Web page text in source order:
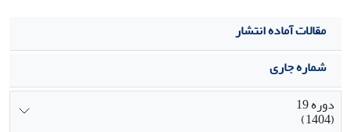
مقالات آماده انتشار
شماره جاری
دوره 19
(1404)